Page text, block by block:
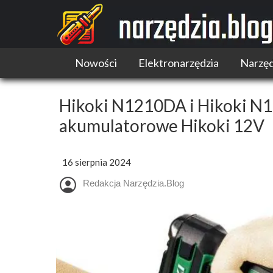
Nowości Elektronarzędzia
Narzędzia akumulatorowe
Narzędzia wielofunkcyjne
Hikoki N1210DA i Hikoki
akumulatorowe Hikoki 12V
16 sierpnia 2024
Redakcja Narzędzia.Blog